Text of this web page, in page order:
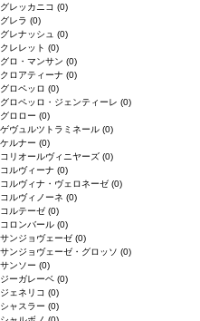
グレッカニコ (0)
グレラ (0)
グレナッシュ (0)
クレレット (0)
グロ・マンサン (0)
クロアティーナ (0)
グロペッロ (0)
グロペッロ・ジェンティーレ (0)
グロロー (0)
ゲヴュルツトラミネール (0)
ケルナー (0)
コリオールヴィニヤーズ (0)
コルヴィーナ (0)
コルヴィナ・ヴェロネーゼ (0)
コルヴィノーネ (0)
コルテーゼ (0)
コロンバール (0)
サンジョヴェーゼ (0)
サンジョヴェーゼ・グロッソ (0)
サンソー (0)
ジーガレーベ (0)
ジェネリコ (0)
シャスラー (0)